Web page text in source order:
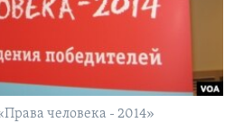
человека - 2014»